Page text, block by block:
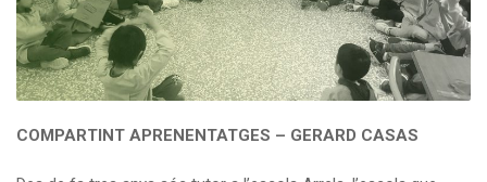
COMPARTINT APRENENTATGES – GERARD CASAS